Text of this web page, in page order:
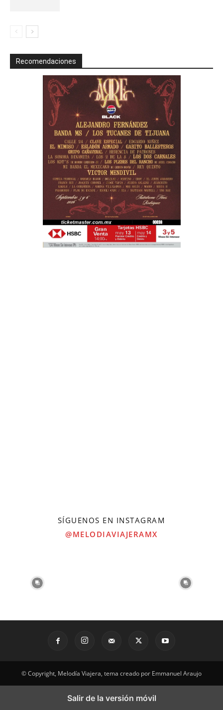
Recomendaciones
SÍGUENOS EN INSTAGRAM
@MELODIAVIAJERAMX
© Copyright, Melodía Viajera, tema creado por Emmanuel Araujo
Salir de la versión móvil